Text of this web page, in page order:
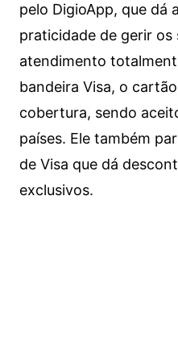
pelo DigioApp, que dá
praticidade de gerir os
atendimento
bandeira Visa, o
cobertura, sendo
países. Ele também
de Visa que dá
exclusivos.